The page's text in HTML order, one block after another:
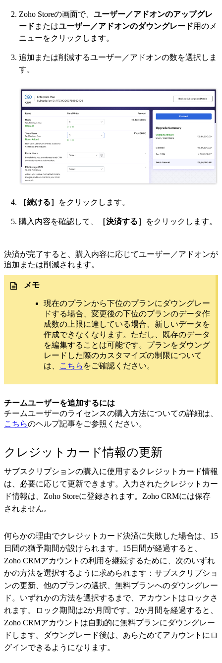
Zoho Storeの画面で、 ユーザー／アドオンのアップグレ
ード またはユーザー／アドオンのダウングレード用のメ
ニューをクリックします。
追加または削減するユーザー／アドオンの数を選択しま
す。
［続ける］ をクリックします。
購入内容を確認して、 ［決済する］ をクリックします。
決済が完了すると、購入内容に応じてユーザー／アドオンが
追加または削減されます。
メモ
現在のプランから下位のプランにダウングレー
ドする場合、変更後の下位のプランのデータ作
成数の上限に達している場合、新しいデータを
作成できなくなります。ただし、既存のデータ
を編集することは可能です。プランをダウング
レードした際のカスタマイズの制限について
は、
こちら をご確認ください。
チームユーザーを追加するには
チームユーザーのライセンスの購入方法についての詳細は、
こちらのヘルプ記事をご参照ください。
クレジットカード情報の更新
サブスクリプションの購入に使用するクレジットカード情報
は、必要に応じて更新できます。入力されたクレジットカー
ド情報は、Zoho Storeに登録されます。Zoho CRMには保存
されません。
何らかの理由でクレジットカード決済に失敗した場合は、15
日間の猶予期間が設けられます。15日間が経過すると、
Zoho CRMアカウントの利用を継続するために、次のいずれ
かの方法を選択するように求められます：サブスクリプショ
ンの更新、他のプランの選択、無料プランへのダウングレー
ド。いずれかの方法を選択するまで、アカウントはロックさ
れます。ロック期間は2か月間です。2か月間を経過すると、
Zoho CRMアカウントは自動的に無料プランにダウングレー
ドします。ダウングレード後は、あらためてアカウントにロ
グインできるようになります。